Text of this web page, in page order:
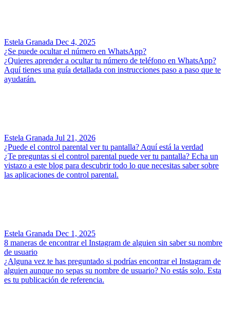
Estela Granada Dec 4, 2025
¿Se puede ocultar el número en WhatsApp?
¿Quieres aprender a ocultar tu número de teléfono en WhatsApp?
Aquí tienes una guía detallada con instrucciones paso a paso que te
ayudarán.
Estela Granada Jul 21, 2026
¿Puede el control parental ver tu pantalla? Aquí está la verdad
¿Te preguntas si el control parental puede ver tu pantalla? Echa un
vistazo a este blog para descubrir todo lo que necesitas saber sobre
las aplicaciones de control parental.
Estela Granada Dec 1, 2025
8 maneras de encontrar el Instagram de alguien sin saber su nombre
de usuario
¿Alguna vez te has preguntado si podrías encontrar el Instagram de
alguien aunque no sepas su nombre de usuario? No estás solo. Esta
es tu publicación de referencia.